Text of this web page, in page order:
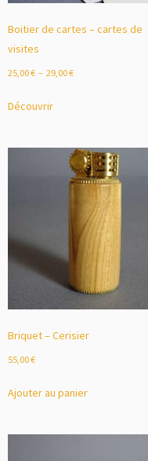
Boitier de cartes – cartes de
visites
25,00€ – 29,00€
Découvrir
Briquet – Cerisier
55,00€
Ajouter au panier